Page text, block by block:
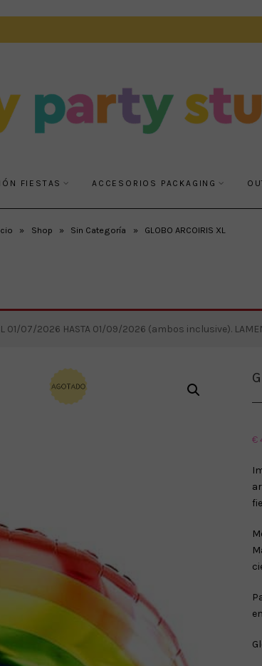
FIESTAS ACCESORIOS PACKAGING
» Shop » Sin Categoría » GLOBO ARCOIRIS XL
01/07/2026 HASTA 01/09/2026 (ambos inclusive).
€